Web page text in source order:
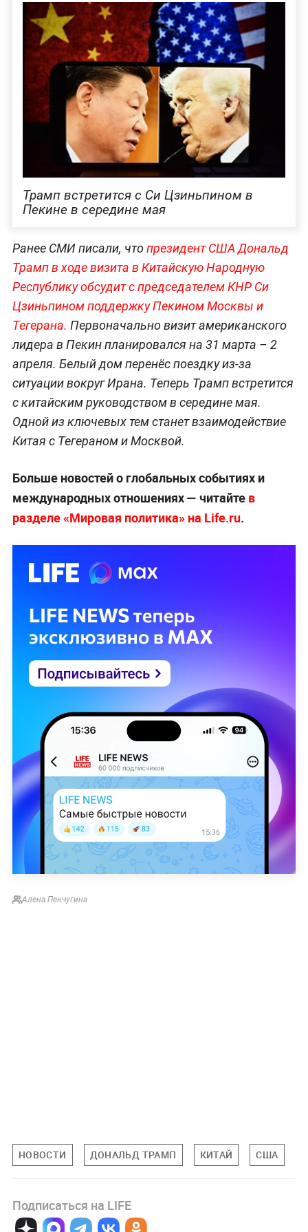
Трамп встретится с Си Цзиньпином в
Пекине в середине мая
Ранее СМИ писали, чтопрезидент США Дональд
Трамп в ходе визита в Китайскую Народную
Республику обсудит с председателем КНР Си
Цзиньпином поддержку Пекином Москвы и
Тегерана. Первоначально визит американского
лидера в Пекин планировался на 31 марта – 2
апреля. Белый дом перенёс поездку из-за
ситуации вокруг Ирана. Теперь Трамп встретится
с китайским руководством в середине мая.
Одной из ключевых тем станет взаимодействие
Китая с Тегераном и Москвой.
Больше новостей о глобальных событиях и
международных отношениях — читайте в
разделе «Мировая политика» на Life.ru.
Алена Пенчугина
НОВОСТИ ДОНАЛЬД ТРАМП КИТАЙ США
Подписаться на LIFE